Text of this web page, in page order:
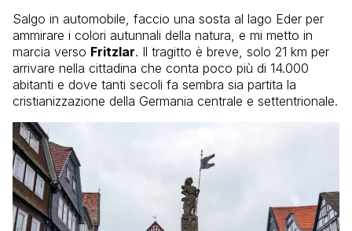
Salgo in automobile, faccio una sosta al lago Eder per
ammirare i colori autunnali della natura, e mi metto in
marcia verso Fritzlar. Il tragitto è breve, solo 21 km per
arrivare nella cittadina che conta poco più di 14.000
abitanti e dove tanti secoli fa sembra sia partita la
cristianizzazione della Germania centrale e settentrionale.